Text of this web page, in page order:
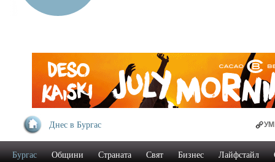
Днес в Бургас УМБАЛ
Oнлайн
Бургас Общини Страната Свят Бизнес Лайфстайл